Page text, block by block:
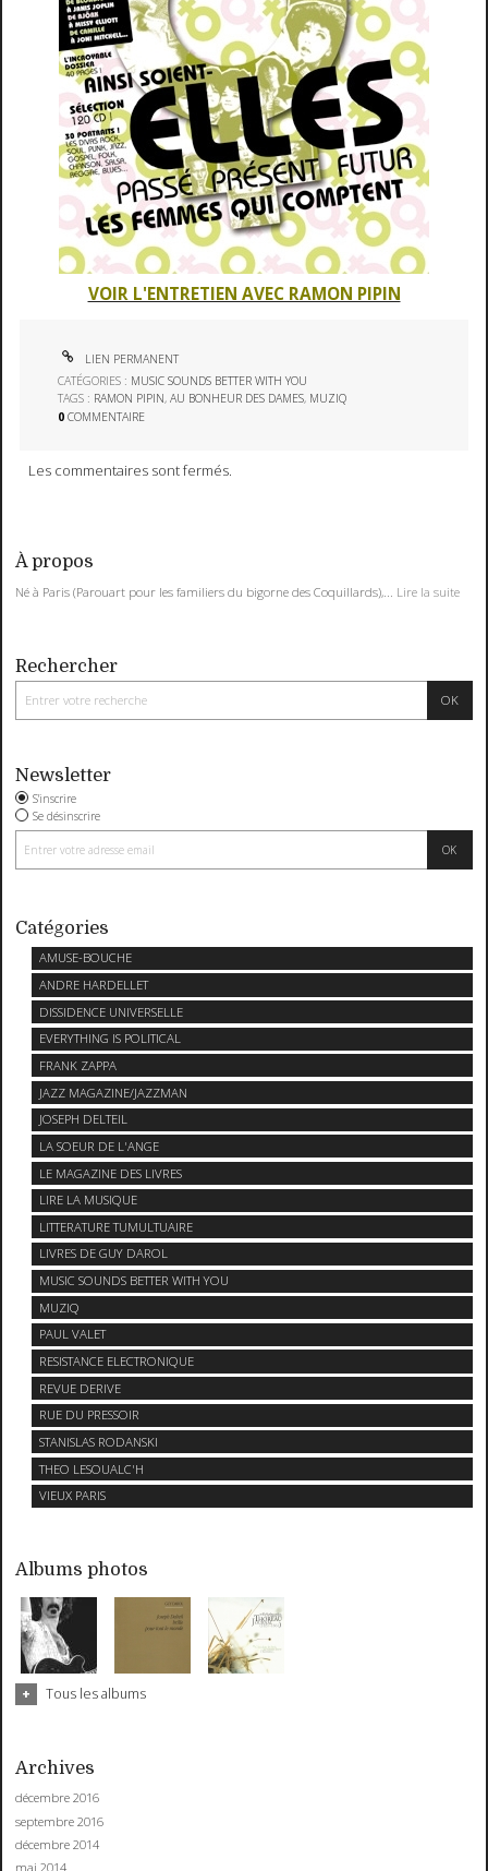
VOIR L'ENTRETIEN AVEC RAMON PIPIN
LIEN PERMANENT
CATÉGORIES : MUSIC SOUNDS BETTER WITH YOU
TAGS : RAMON PIPIN,AU BONHEUR DES DAMES, MUZIQ
0 COMMENTAIRE
Les commentaires sont fermés.
À propos
Né à Paris (Parouart pour les familiers du bigorne des Coquillards),... Lire la suite
Rechercher
Newsletter
S'inscrire
Se désinscrire
Catégories
AMUSE-BOUCHE
ANDRE HARDELLET
DISSIDENCE UNIVERSELLE
EVERYTHING IS POLITICAL
FRANK ZAPPA
JAZZ MAGAZINE/JAZZMAN
JOSEPH DELTEIL
LA SOEUR DE L'ANGE
LE MAGAZINE DES LIVRES
LIRE LA MUSIQUE
LITTERATURE TUMULTUAIRE
LIVRES DE GUY DAROL
MUSIC SOUNDS BETTER WITH YOU
MUZIQ
PAUL VALET
RESISTANCE ELECTRONIQUE
REVUE DERIVE
RUE DU PRESSOIR
STANISLAS RODANSKI
THEO LESOUALC'H
VIEUX PARIS
Albums photos
Tous les albums
Archives
décembre 2016
septembre 2016
décembre 2014
mai 2014